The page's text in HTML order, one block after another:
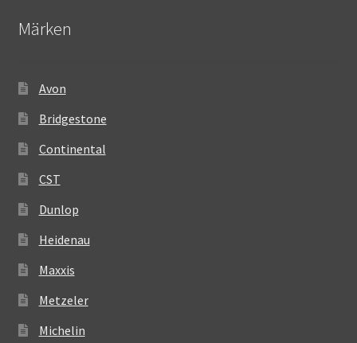
Märken
Avon
Bridgestone
Continental
CST
Dunlop
Heidenau
Maxxis
Metzeler
Michelin